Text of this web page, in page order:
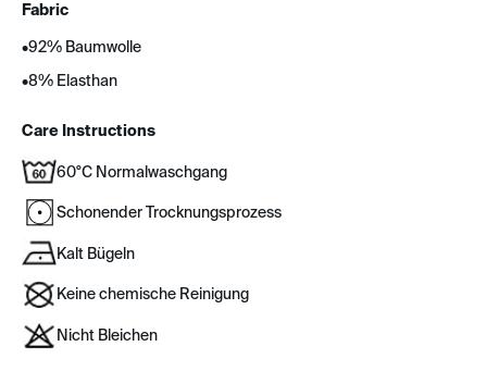
Fabric
•92% Baumwolle
•8% Elasthan
Care Instructions
60°C Normalwaschgang
Schonender Trocknungsprozess
Kalt Bügeln
Keine chemische Reinigung
Nicht Bleichen